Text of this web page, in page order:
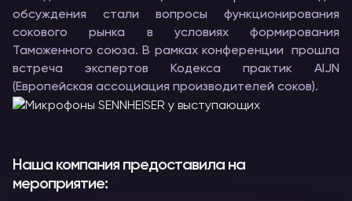
обсуждения стали вопросы функционирования
сокового рынка в условиях формирования
Таможенного союза. В рамках конференции прошла
встреча экспертов Кодекса практик AIJN
(Европейская ассоциация производителей соков).
Наша компания предоставила на
мероприятие: